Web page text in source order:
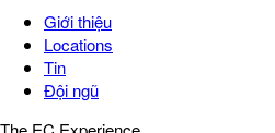
Giới thiệu
Locations
Tin
Đội ngũ